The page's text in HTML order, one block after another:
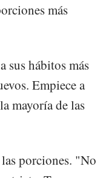
más
sus hábitos más
Empiece a
mayoría de las
porciones. "No